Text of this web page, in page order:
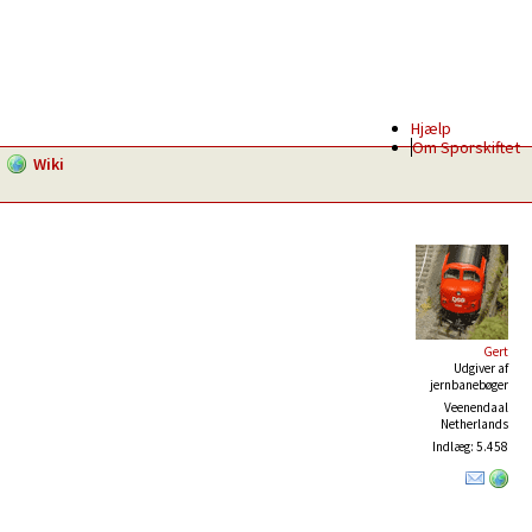
Hjælp
Om Sporskiftet
Wiki
Gert
Udgiver af
jernbanebøger
Veenendaal
Netherlands
Indlæg: 5.458